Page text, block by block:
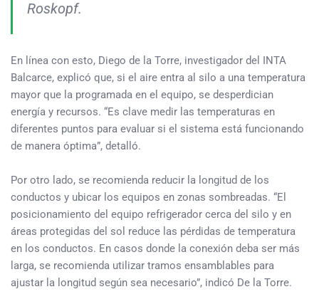
Roskopf.
En línea con esto, Diego de la Torre, investigador del INTA
Balcarce, explicó que, si el aire entra al silo a una temperatura
mayor que la programada en el equipo, se desperdician
energía y recursos. “Es clave medir las temperaturas en
diferentes puntos para evaluar si el sistema está funcionando
de manera óptima”, detalló.
Por otro lado, se recomienda reducir la longitud de los
conductos y ubicar los equipos en zonas sombreadas. “El
posicionamiento del equipo refrigerador cerca del silo y en
áreas protegidas del sol reduce las pérdidas de temperatura
en los conductos. En casos donde la conexión deba ser más
larga, se recomienda utilizar tramos ensamblables para
ajustar la longitud según sea necesario”, indicó De la Torre.